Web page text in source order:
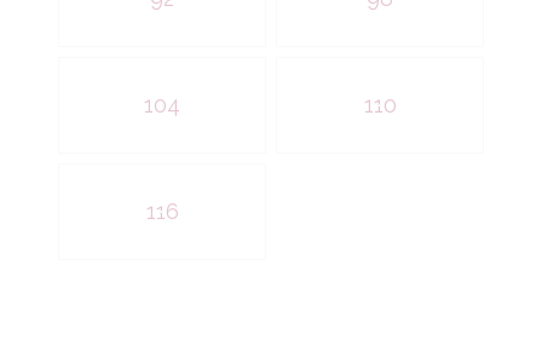
104 110
116